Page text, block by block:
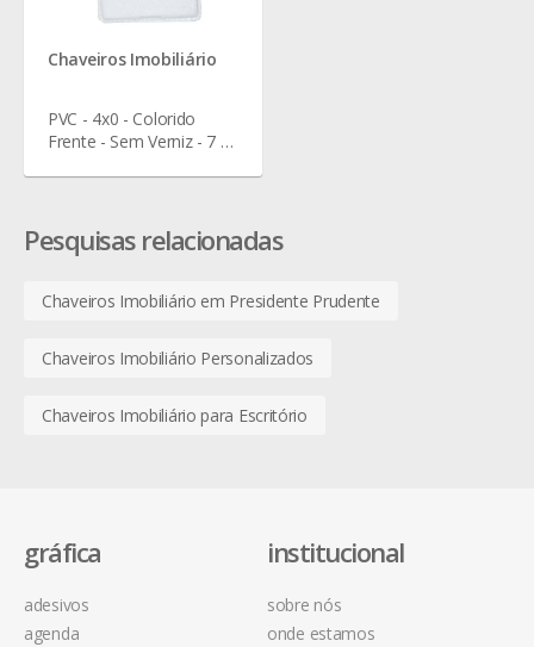
Chaveiros Imobiliário
PVC - 4x0 - Colorido
Frente - Sem Verniz - 7 x
Pesquisas relacionadas
Chaveiros Imobiliário em Presidente Prudente
Chaveiros Imobiliário Personalizados
Chaveiros Imobiliário para Escritório
institucional
sobre nós
onde estamos
gráfica
adesivos
agenda